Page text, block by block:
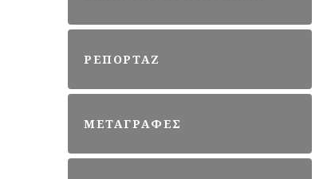
ΡΕΠΟΡΤΑΖ
ΜΕΤΑΓΡΑΦΕΣ